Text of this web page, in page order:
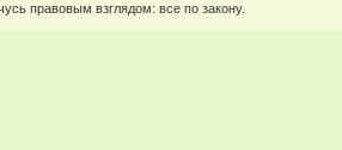
правовым взглядом: все по закону.